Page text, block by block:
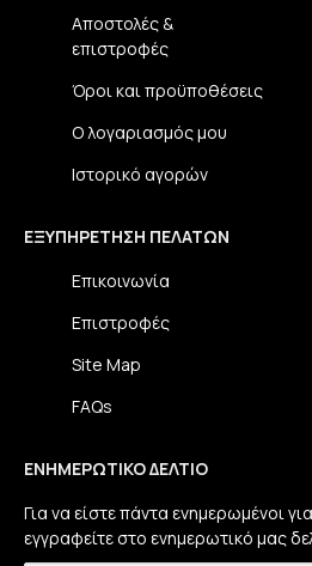
Αποστολές &
επιστροφές
Όροι και προϋποθέσεις
Ο λογαριασμός μου
Ιστορικό αγορών
ΕΞΥΠΗΡΈΤΗΣΗ ΠΕΛΑΤΏΝ
Επικοινωνία
Επιστροφές
Site Map
FAQs
ΕΝΗΜΕΡΩΤΙΚΌ ΔΕΛΤΊΟ
Για να είστε πάντα ενημερωμένοι
εγγραφείτε στο ενημερωτικό μας